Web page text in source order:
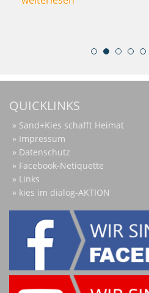
QUICKLINKS
Sand+Kies schafft Heimat
Impressum
Datenschutz
Facebook-Netiquette
Links
kies im dialog-AKTION